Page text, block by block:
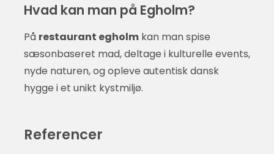
Hvad kan man på Egholm?
På restaurant egholmkan man spise
sæsonbaseret mad, deltage i kulturelle events,
nyde naturen, og opleve autentisk dansk
hygge i et unikt kystmiljø.
Referencer